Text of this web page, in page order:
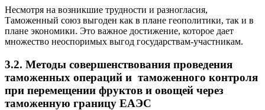
Несмотря на возникшие трудности и разногласия,
Таможенный союз выгоден как в плане геополитики, так и в
плане экономики. Это важное достижение, которое дает
множество неоспоримых выгод государствам-участникам.
3.2. Методы совершенствования проведения
таможенных операций и таможенного контроля
при перемещении фруктов и овощей через
таможенную границу ЕАЭС